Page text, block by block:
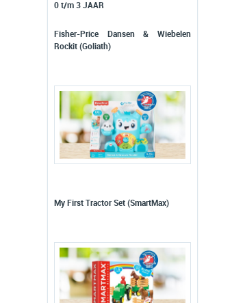
0 t/m 3 JAAR
Fisher-Price Dansen & Wiebelen
Rockit (Goliath)
My First Tractor Set (SmartMax)